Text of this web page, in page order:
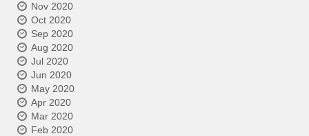
Nov 2020
Oct 2020
Sep 2020
Aug 2020
Jul 2020
Jun 2020
May 2020
Apr 2020
Mar 2020
Feb 2020